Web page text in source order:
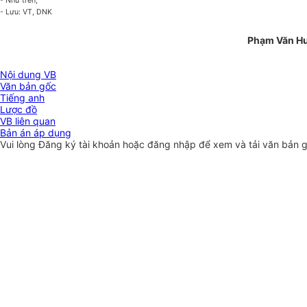
- Lưu: VT, DNK
Phạm Văn
Nội dung VB
Văn bản gốc
Tiếng anh
Lược đồ
VB liên quan
Bản án áp dụng
Vui lòngĐăng ký tài khoản hoặc đăng nhập để xem và tải văn bản